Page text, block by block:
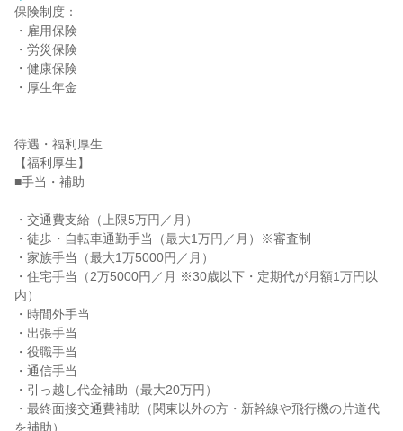
保険制度：
・雇用保険
・労災保険
・健康保険
・厚生年金
待遇・福利厚生
【福利厚生】
■手当・補助
・交通費支給（上限5万円／月）
・徒歩・自転車通勤手当（最大1万円／月）※審査制
・家族手当（最大1万5000円／月）
・住宅手当（2万5000円／月 ※30歳以下・定期代が月額1万円以
内）
・時間外手当
・出張手当
・役職手当
・通信手当
・引っ越し代金補助（最大20万円）
・最終面接交通費補助（関東以外の方・新幹線や飛行機の片道代
を補助）